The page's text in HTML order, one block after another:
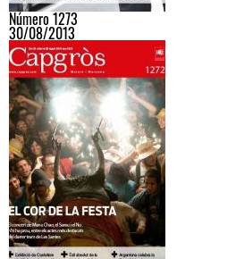
Número 1273
30/08/2013